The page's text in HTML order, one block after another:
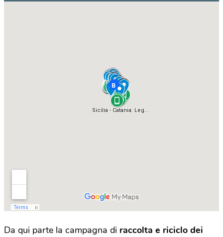
Da qui parte la campagna di raccolta e riciclo dei